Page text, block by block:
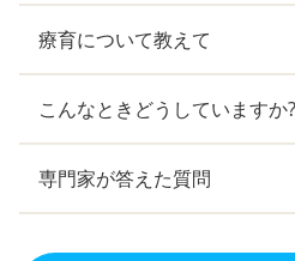
療育について教えて
こんなときどうしていますか?
専門家が答えた質問